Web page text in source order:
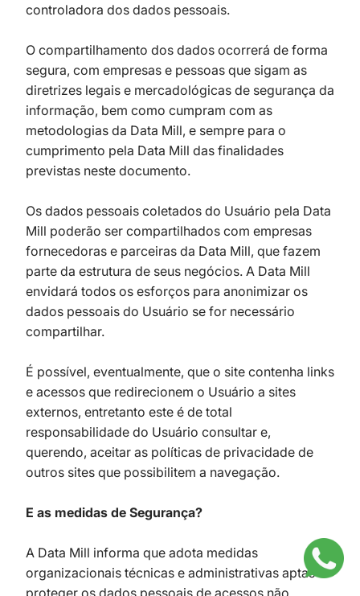
controladora dos dados pessoais.
O compartilhamento dos dados ocorrerá de forma
segura, com empresas e pessoas que sigam as
diretrizes legais e mercadológicas de segurança da
informação, bem como cumpram com as
metodologias da Data Mill, e sempre para o
cumprimento pela Data Mill das finalidades
previstas neste documento.
Os dados pessoais coletados do Usuário pela Data
Mill poderão ser compartilhados com empresas
fornecedoras e parceiras da Data Mill, que fazem
parte da estrutura de seus negócios. A Data Mill
envidará todos os esforços para anonimizar os
dados pessoais do Usuário se for necessário
compartilhar.
É possível, eventualmente, que o site contenha links
e acessos que redirecionem o Usuário a sites
externos, entretanto este é de total
responsabilidade do Usuário consultar e,
querendo, aceitar as políticas de privacidade de
outros sites que possibilitem a navegação.
E as medidas de Segurança?
A Data Mill informa que adota medidas
organizacionais técnicas e administrativas aptas a
proteger os dados pessoais de acessos não